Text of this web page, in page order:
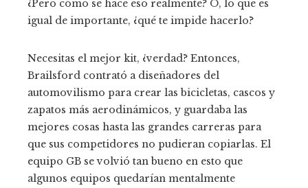
¿Pero cómo se hace eso realmente? O, lo que es
igual de importante, ¿qué te impide hacerlo?
Necesitas el mejor kit, ¿verdad? Entonces,
Brailsford contrató a diseñadores del
automovilismo para crear las bicicletas, cascos y
zapatos más aerodinámicos, y guardaba las
mejores cosas hasta las grandes carreras para
que sus competidores no pudieran copiarlas. El
equipo GB se volvió tan bueno en esto que
algunos equipos quedarían mentalmente